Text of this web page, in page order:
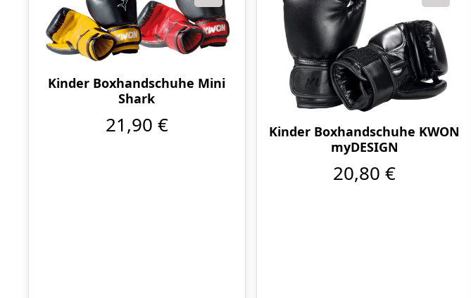
Kinder Boxhandschuhe Mini
Shark
21,90 €
Kinder Boxhandschuhe KWON
myDESIGN
20,80 €